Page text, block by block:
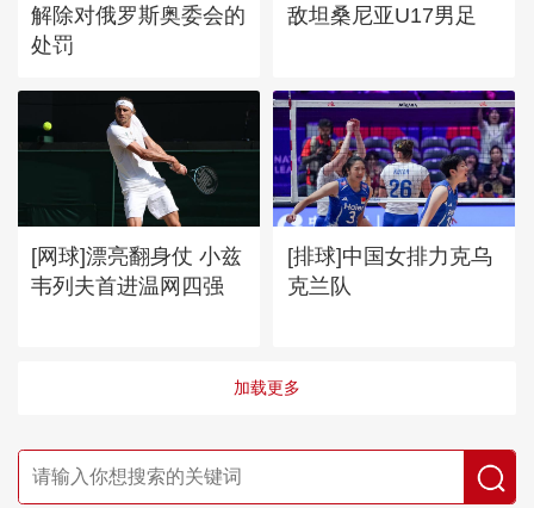
解除对俄罗斯奥委会的
处罚
敌坦桑尼亚U17男足
[网球]漂亮翻身仗 小兹
韦列夫首进温网四强
[排球]中国女排力克乌
克兰队
加载更多